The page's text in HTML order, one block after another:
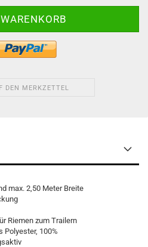
DEN MERKZETTEL
max. 2,50 Meter Breite
Riemen zum Trailern
100%